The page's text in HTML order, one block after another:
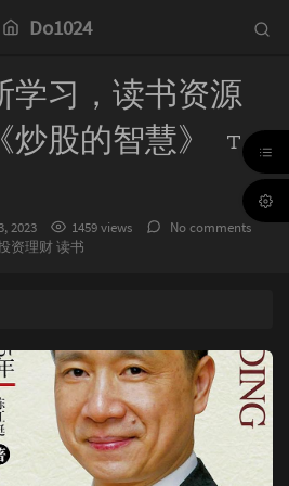
Do1024
学习，读书资源
股的智慧》
2023 1459 views
No comments
资理财读书